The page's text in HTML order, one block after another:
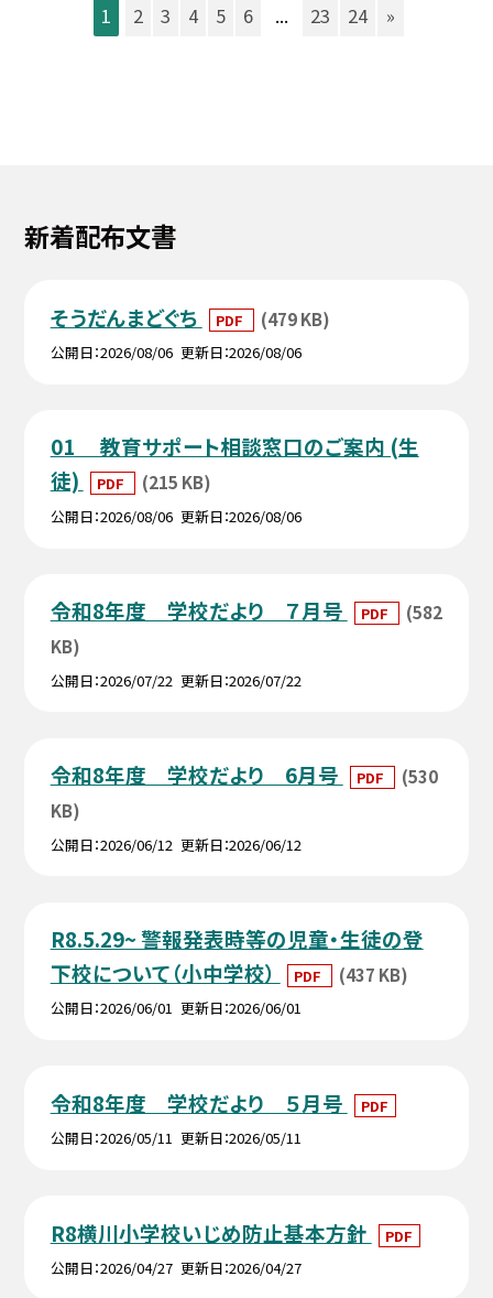
1 2 3 4 5 6 ... 23 24 »
新着配布文書
そうだんまどぐち PDF (479 KB)
公開日 2026/08/06 更新日 2026/08/06
01 教育サポート相談窓口のご案内 (生
徒)
PDF (215 KB)
公開日 2026/08/06 更新日 2026/08/06
令和8年度 学校だより ７月号 PDF
(582
KB)
公開日 2026/07/22 更新日 2026/07/22
令和8年度 学校だより 6月号 PDF
(530
KB)
公開日 2026/06/12 更新日 2026/06/12
R8.5.29~ 警報発表時等の児童・生徒の登
下校について（小中学校）
PDF (437 KB)
公開日 2026/06/01 更新日 2026/06/01
令和8年度 学校だより ５月号
PDF
公開日 2026/05/11 更新日 2026/05/11
R8横川小学校いじめ防止基本方針
PDF
公開日 2026/04/27 更新日 2026/04/27